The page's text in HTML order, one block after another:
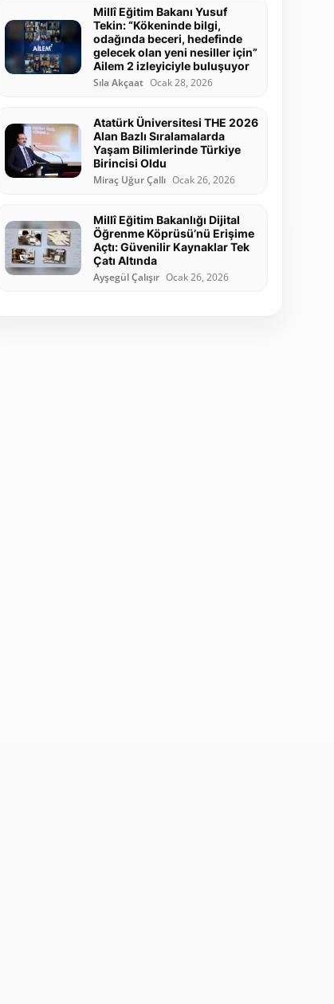
Millî Eğitim Bakanı Yusuf
Tekin: “Kökeninde bilgi,
odağında beceri, hedefinde
gelecek olan yeni nesiller için”
Ailem 2 izleyiciyle buluşuyor
Sıla Akçaat Ocak 28, 2026
Atatürk Üniversitesi THE 2026
Alan Bazlı Sıralamalarda
Yaşam Bilimlerinde Türkiye
Birincisi Oldu
Miraç Uğur Çallı Ocak 26, 2026
Millî Eğitim Bakanlığı Dijital
Öğrenme Köprüsü’nü Erişime
Açtı: Güvenilir Kaynaklar Tek
Çatı Altında
Ayşegül Çalışır Ocak 26, 2026